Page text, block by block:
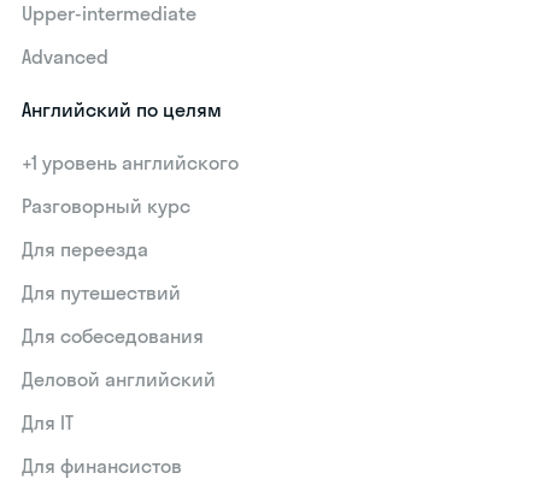
Upper-intermediate
Advanced
Английский по целям
+1 уровень английского
Разговорный курс
Для переезда
Для путешествий
Для собеседования
Деловой английский
Для IT
Для финансистов